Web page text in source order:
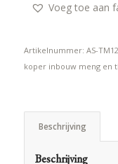
Voeg toe aan
Artikelnummer: AS-
koper inbouw meng en
Beschrijving
Beschrijving